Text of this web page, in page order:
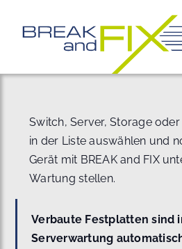
springen
Switch, Server, Storage
in der Liste auswählen und
Gerät mit BREAK and FIX
Wartung stellen.
Verbaute Festplatten sind
Serverwartung